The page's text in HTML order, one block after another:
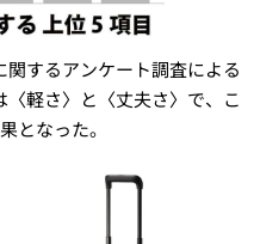
するアンケート調査による
軽さ〉と〈丈夫さ〉で、こ
となった。